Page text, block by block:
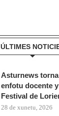
ÚLTIMES
Asturnews
enfotu docente
Festival de
28 de xunetu, 2026